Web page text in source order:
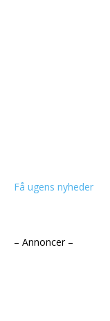
Få ugens nyheder
– Annoncer –